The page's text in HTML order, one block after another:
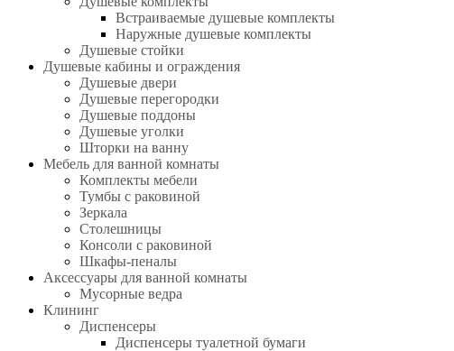
Встраиваемые душевые комплекты
Наружные душевые комплекты
Душевые стойки
Душевые кабины и ограждения
Душевые двери
Душевые перегородки
Душевые поддоны
Душевые уголки
Шторки на ванну
Мебель для ванной комнаты
Комплекты мебели
Тумбы с раковиной
Зеркала
Столешницы
Консоли с раковиной
Шкафы-пеналы
Аксессуары для ванной комнаты
Мусорные ведра
Клининг
Диспенсеры
Диспенсеры туалетной бумаги